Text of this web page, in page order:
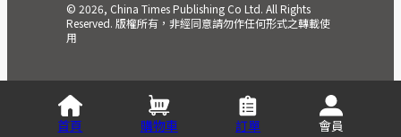
© 2026, China Times Publishing Co Ltd. All Rights
Reserved. 版權所有，非經同意請勿作任何形式之轉載使
用
首頁 購物車 訂單 會員